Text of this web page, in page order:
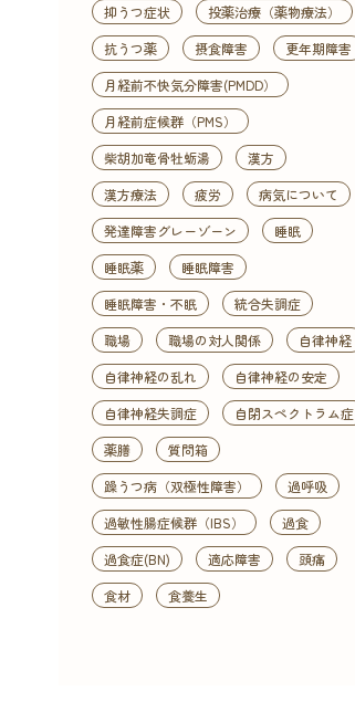
抑うつ症状
投薬治療（薬物療法）
抗うつ薬
摂食障害
更年期障害
月経前不快気分障害(PMDD）
月経前症候群（PMS）
柴胡加竜骨牡蛎湯
漢方
漢方療法
疲労
病気について
発達障害グレーゾーン
睡眠
睡眠薬
睡眠障害
睡眠障害・不眠
統合失調症
職場
職場の対人関係
自律神経
自律神経の乱れ
自律神経の安定
自律神経失調症
自閉スペクトラム症
薬膳
質問箱
躁うつ病（双極性障害）
過呼吸
過敏性腸症候群（IBS）
過食
過食症(BN)
適応障害
頭痛
食材
食養生